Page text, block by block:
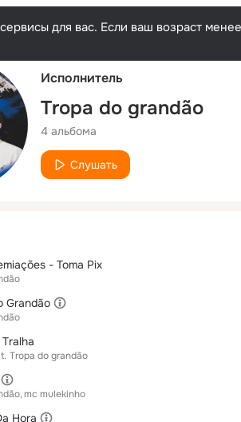
для вас. Если ваш возраст
Исполнитель
Tropa do grandão
4 альбома
Слушать
- Toma Pix
Grandão
Tropa do grandão
mc mulekinho
Hora